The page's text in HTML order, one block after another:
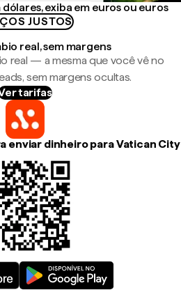
exiba em euros ou euros
JUSTOS
real, sem margens
real — a mesma que você vê no
sem margens ocultas.
tarifas
enviar dinheiro para Vatican City